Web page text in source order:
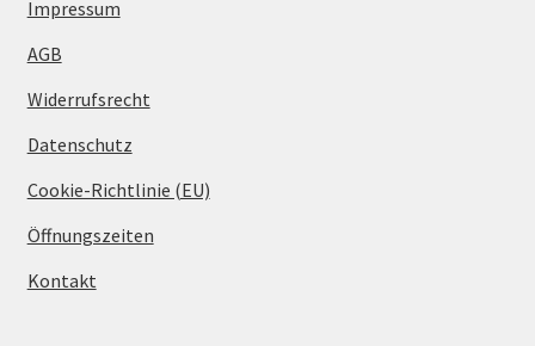
Impressum
AGB
Widerrufsrecht
Datenschutz
Cookie-Richtlinie (EU)
Öffnungszeiten
Kontakt